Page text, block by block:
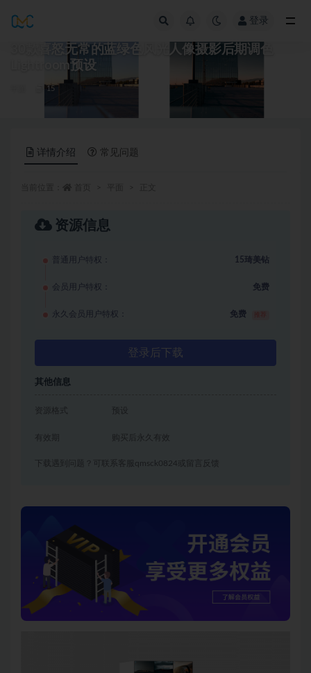
登录
30款喜怒无常的蓝绿色风光人像摄影后期调色
Lightroom预设
15
详情介绍 常见问题
资源信息
普通用户特权： 15琦美钻
会员用户特权： 免费
永久会员用户特权： 免费
登录后下载
其他信息
资源格式 预设
有效期 购买后永久有效
下载遇到问题？可联系客服qmsck0824或留言反馈